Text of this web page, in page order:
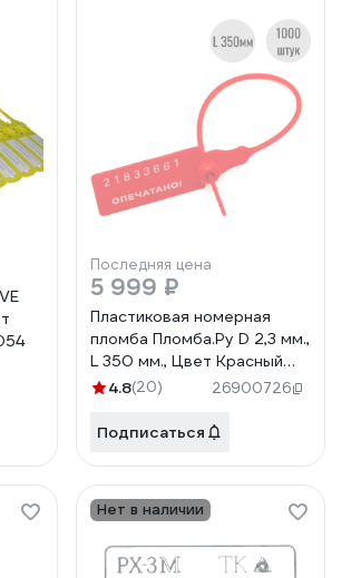
Последняя цена
5 999 ₽
Пластиковая номерная
пломба Пломба.Ру D 2,3 мм.,
L 350 мм., Цвет Красный
1000 шт. КПП-3-1603СТ
4.8(20) 26900726
Подписаться
Нет в наличии